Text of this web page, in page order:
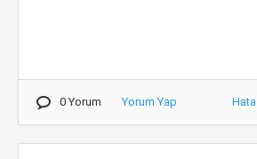
0 Yorum Yorum Yap